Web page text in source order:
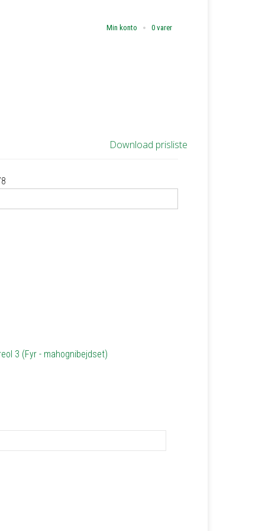
Min konto 0 varer
Download prisliste
3 (Fyr - mahognibejdset)